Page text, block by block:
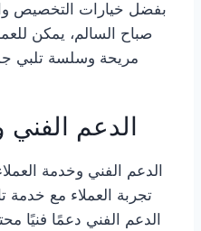
بفضل خيارات التخصيص
صباح السالم، يمكن
مريحة وسلسة تلبي
الدعم الفني
الدعم الفني وخدمة
تجربة العملاء مع خدمة
الدعم الفني دعمًا فنيًا